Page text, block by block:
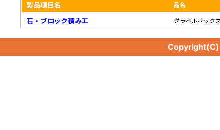
製品項目名 品名
石・ブロック積み工 グラベルボック